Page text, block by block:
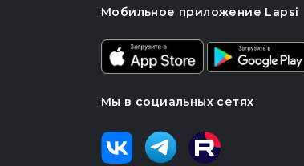
Мобильное приложение Lapsi
Мы в социальных сетях